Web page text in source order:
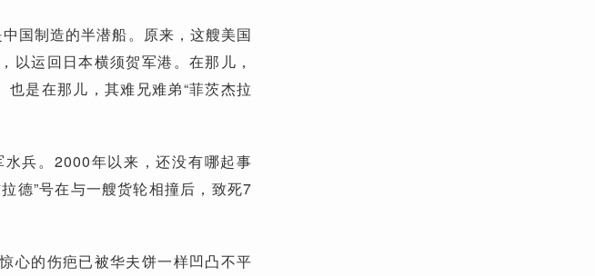
国制造的半潜船。原来，这艘美国
以运回日本横须贺军港。在那儿，
是在那儿，其难兄难弟“菲茨杰拉
兵。2000年以来，还没有哪起事
德”号在与一艘货轮相撞后，致死7
心的伤疤已被华夫饼一样凹凸不平